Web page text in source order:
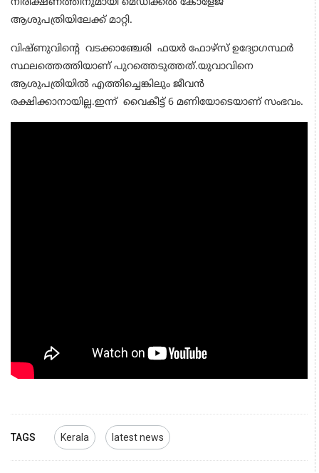
ആശുപത്രിയിലേക്ക് മാറ്റി.
വിഷ്ണുവിൻ്റെ വടക്കാഞ്ചേരി ഫയർ ഫോഴ്സ് ഉദ്യോഗസ്ഥർ
സ്ഥലത്തെത്തിയാണ് പുറത്തെടുത്തത്.യുവാവിനെ
ആശുപത്രിയിൽ എത്തിച്ചെങ്കിലും ജീവൻ
രക്ഷിക്കാനായില്ല.ഇന്ന് വൈകീട്ട് 6 മണിയോടെയാണ് സംഭവം.
TAGS Kerala latest news